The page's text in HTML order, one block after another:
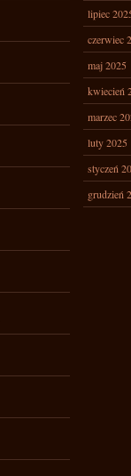
lipiec
czerwiec
maj 2025
kwiecień
marzec
luty 2025
styczeń
grudzień